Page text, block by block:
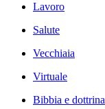
Lavoro
Salute
Vecchiaia
Virtuale
Bibbia e dottrina